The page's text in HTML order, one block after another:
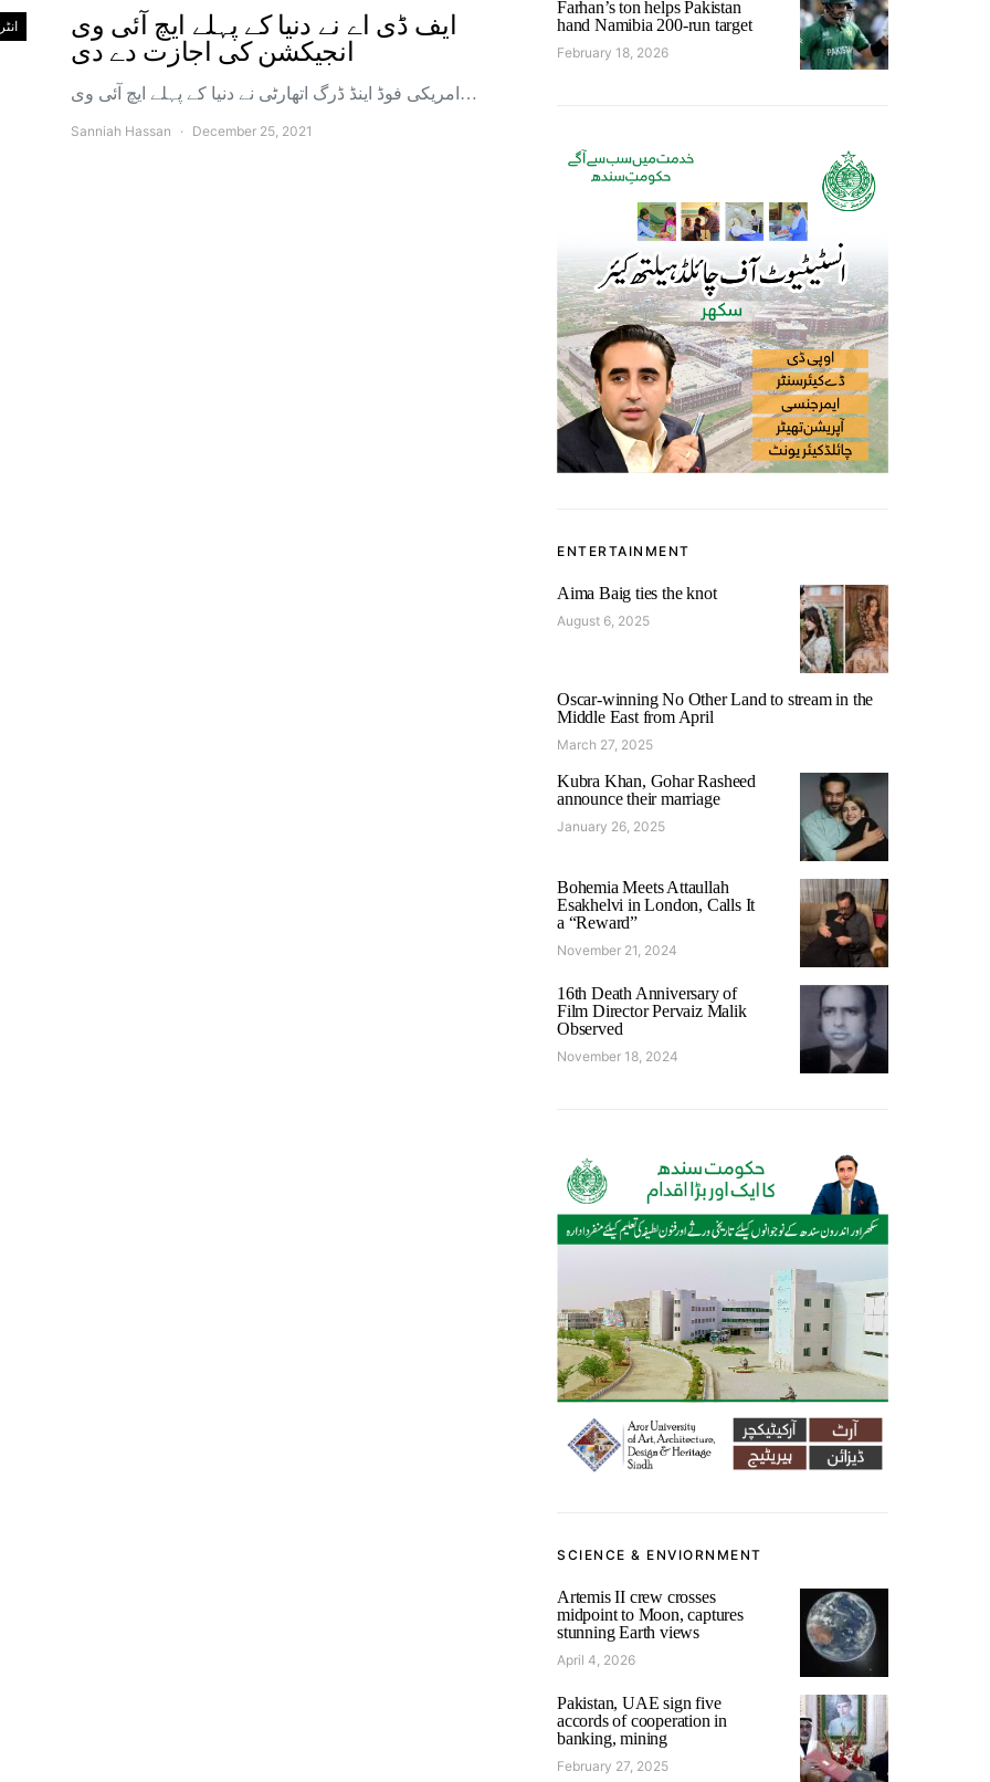
ایف ڈی اے نے دنیا کے پہلے ایچ آئی وی
انجیکشن کی اجازت دے دی
امریکی فوڈ اینڈ ڈرگ اتھارٹی نے دنیا کے پہلے ایچ آئی وی…
Sanniah Hassan December 25, 2021
Farhan’s ton helps Pakistan
hand Namibia 200-run target
February 18, 2026
ENTERTAINMENT
Aima Baig ties the knot
August 6, 2025
Oscar-winning No Other Land to stream in the
Middle East from April
March 27, 2025
Kubra Khan, Gohar Rasheed
announce their marriage
January 26, 2025
Bohemia Meets Attaullah
Esakhelvi in London, Calls It
a “Reward”
November 21, 2024
16th Death Anniversary of
Film Director Pervaiz Malik
Observed
November 18, 2024
SCIENCE & ENVIORNMENT
Artemis II crew crosses
midpoint to Moon, captures
stunning Earth views
April 4, 2026
Pakistan, UAE sign five
accords of cooperation in
banking, mining
February 27, 2025